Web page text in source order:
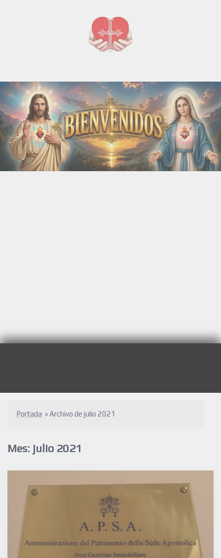
Portada »Archivo de julio 2021
Mes: julio 2021